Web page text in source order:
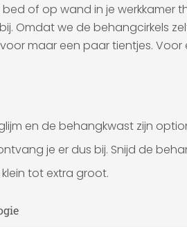
of op wand in je werkkamer
Omdat we de behangcirkels
maar een paar tientjes.
en de behangkwast zijn
je er dus bij. Snijd de
tot extra groot.